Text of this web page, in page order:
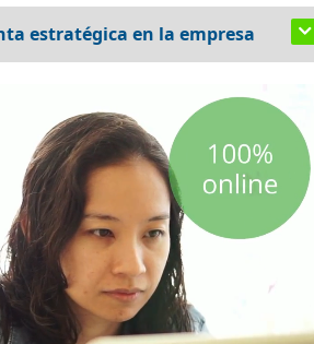
estratégica en la empresa
capacidad real de comunicarse en
la productividad y en los
empresas desconocen el nivel
cada puesto requiere.
con una evaluación objetiva que
definir objetivos y diseñar un plan
funciones de cada profesional.
inicial, adecuación del nivel y